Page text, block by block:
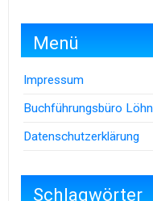
Menü
Impressum
Buchführungsbüro
Datenschutzerklärung
Schlagwörter